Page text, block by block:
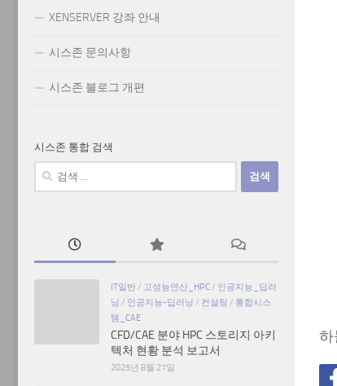
하
XENSERVER 강좌 안내
시스존 문의사항
시스존 블로그 개편
시스존 통합 검색
검
IT일반/ 고성능연산_HPC/ 인공지능_딥러
닝 / 인공지능-딥러닝 / 컨설팅 / 통합시스
템_CAE
CFD/CAE 분야 HPC 스토리지 아키
텍처 현황 분석 보고서
2025년 8월 27일